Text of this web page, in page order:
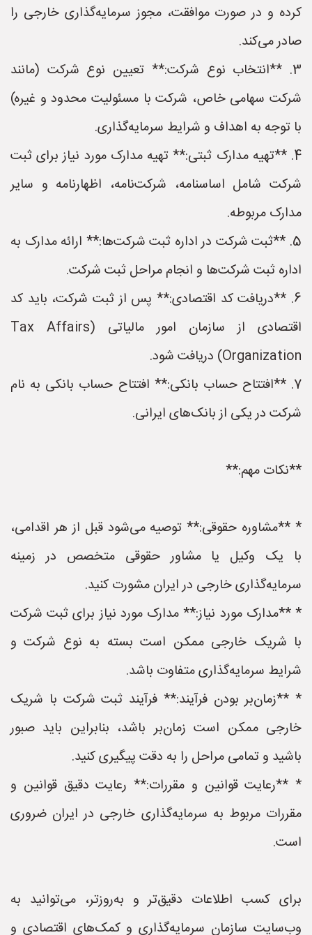
کرده و در صورت موافقت، مجوز سرمایه‌گذاری خارجی را
صادر می‌کند.
3. **انتخاب نوع شرکت:** تعیین نوع شرکت (مانند
شرکت سهامی خاص، شرکت با مسئولیت محدود و غیره)
با توجه به اهداف و شرایط سرمایه‌گذاری.
4. **تهیه مدارک ثبتی:** تهیه مدارک مورد نیاز برای ثبت
شرکت شامل اساسنامه، شرکت‌نامه، اظهارنامه و سایر
مدارک مربوطه.
5. **ثبت شرکت در اداره ثبت شرکت‌ها:** ارائه مدارک به
اداره ثبت شرکت‌ها و انجام مراحل ثبت شرکت.
6. **دریافت کد اقتصادی:** پس از ثبت شرکت، باید کد
اقتصادی از سازمان امور مالیاتی (Tax Affairs
Organization) دریافت شود.
7. **افتتاح حساب بانکی:** افتتاح حساب بانکی به نام
شرکت در یکی از بانک‌های ایرانی.
**نکات مهم:**
* **مشاوره حقوقی:** توصیه می‌شود قبل از هر اقدامی،
با یک وکیل یا مشاور حقوقی متخصص در زمینه
سرمایه‌گذاری خارجی در ایران مشورت کنید.
* **مدارک مورد نیاز:** مدارک مورد نیاز برای ثبت شرکت
با شریک خارجی ممکن است بسته به نوع شرکت و
شرایط سرمایه‌گذاری متفاوت باشد.
* **زمان‌بر بودن فرآیند:** فرآیند ثبت شرکت با شریک
خارجی ممکن است زمان‌بر باشد، بنابراین باید صبور
باشید و تمامی مراحل را به دقت پیگیری کنید.
* **رعایت قوانین و مقررات:** رعایت دقیق قوانین و
مقررات مربوط به سرمایه‌گذاری خارجی در ایران ضروری
است.
برای کسب اطلاعات دقیق‌تر و به‌روزتر، می‌توانید به
وب‌سایت سازمان سرمایه‌گذاری و کمک‌های اقتصادی و